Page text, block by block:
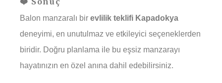
Balon manzaralı bir evlilik teklifi Kapadokya
deneyimi, en unutulmaz ve etkileyici seçeneklerden
biridir. Doğru planlama ile bu eşsiz manzarayı
hayatınızın en özel anına dahil edebilirsiniz.